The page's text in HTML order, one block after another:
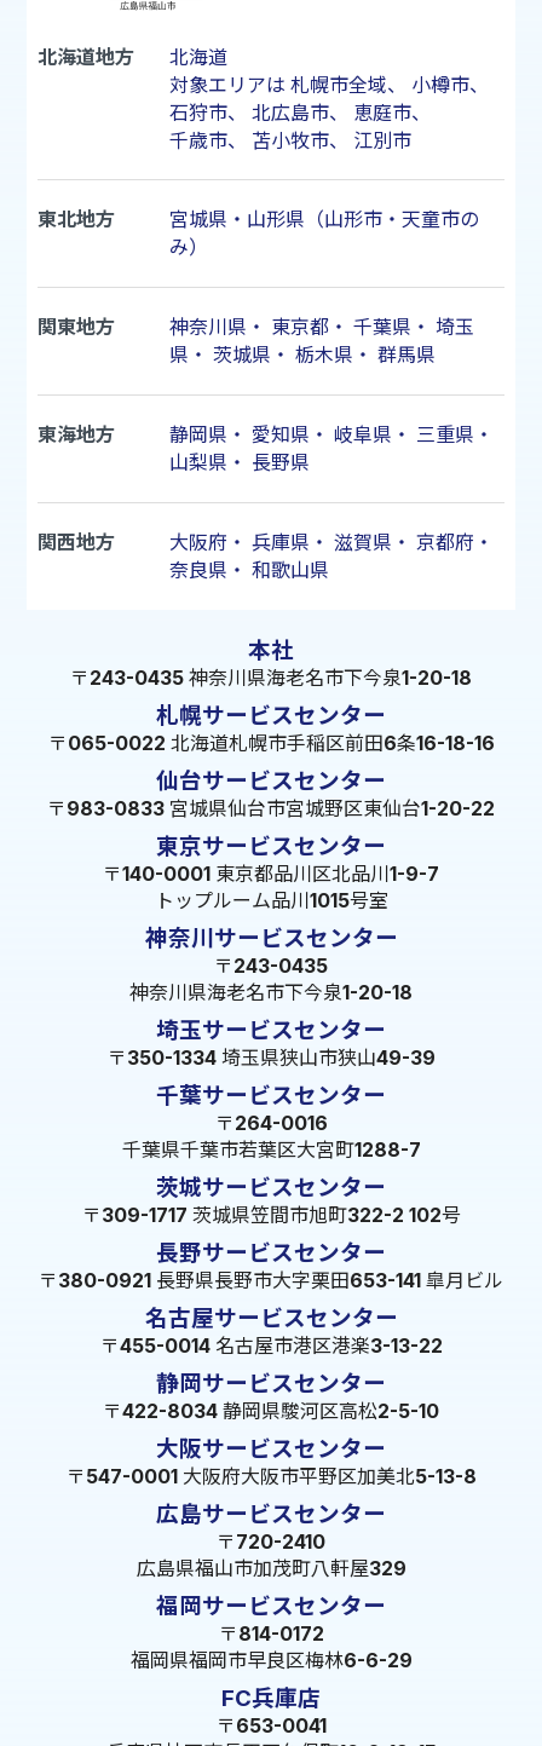
北海道地方
北海道
対象エリアは 札幌市全域、 小樽市、
石狩市、 北広島市、 恵庭市、
千歳市、 苫小牧市、 江別市
東北地方
宮城県・山形県（山形市・天童市の
み）
関東地方 神奈川県 ・ 東京都・ 千葉県 ・ 埼玉
県 ・ 茨城県 ・ 栃木県 ・ 群馬県
東海地方 静岡県 ・ 愛知県 ・ 岐阜県 ・ 三重県 ・
山梨県 ・ 長野県
関西地方 大阪府 ・ 兵庫県 ・ 滋賀県 ・ 京都府 ・
奈良県 ・ 和歌山県
本社
〒243-0435 神奈川県海老名市下今泉1-20-18
札幌サービスセンター
〒065-0022 北海道札幌市手稲区前田6条16-18-16
仙台サービスセンター
〒983-0833 宮城県仙台市宮城野区東仙台1-20-22
東京サービスセンター
〒140-0001 東京都品川区北品川1-9-7
トップルーム品川1015号室
神奈川サービスセンター
〒243-0435
神奈川県海老名市下今泉1-20-18
埼玉サービスセンター
〒350-1334 埼玉県狭山市狭山49-39
千葉サービスセンター
〒264-0016
千葉県千葉市若葉区大宮町1288-7
茨城サービスセンター
〒309-1717 茨城県笠間市旭町322-2 102号
長野サービスセンター
〒380-0921 長野県長野市大字栗田653-141 皐月ビル
名古屋サービスセンター
〒455-0014 名古屋市港区港楽3-13-22
静岡サービスセンター
〒422-8034 静岡県駿河区高松2-5-10
大阪サービスセンター
〒547-0001 大阪府大阪市平野区加美北5-13-8
広島サービスセンター
〒720-2410
広島県福山市加茂町八軒屋329
福岡サービスセンター
〒814-0172
福岡県福岡市早良区梅林6-6-29
FC兵庫店
〒653-0041